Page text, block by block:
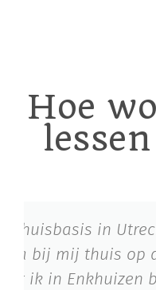
Hoe
thuisbasis in
bij mij thuis op
ik in Enkhuizen